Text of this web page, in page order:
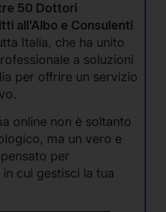
50 Dottori
all’Albo e Consulenti
Italia, che ha unito
a soluzioni
per offrire un servizio
online non è soltanto
ma un vero e
per
cui gestisci la tua